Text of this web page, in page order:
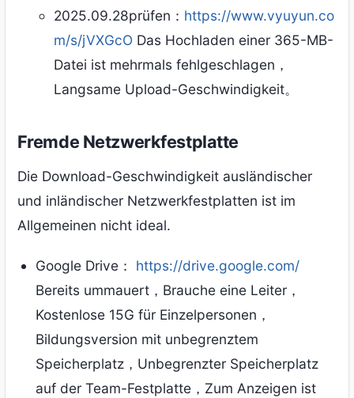
2025.09.28prüfen： https://www.vyuyun.co
m/s/jVXGcO Das Hochladen einer 365-MB-
Datei ist mehrmals fehlgeschlagen，
Langsame Upload-Geschwindigkeit。
Fremde Netzwerkfestplatte
Die Download-Geschwindigkeit ausländischer
und inländischer Netzwerkfestplatten ist im
Allgemeinen nicht ideal.
Google Drive： https://drive.google.com/
Bereits ummauert，Brauche eine Leiter，
Kostenlose 15G für Einzelpersonen，
Bildungsversion mit unbegrenztem
Speicherplatz，Unbegrenzter Speicherplatz
auf der Team-Festplatte，Zum Anzeigen ist